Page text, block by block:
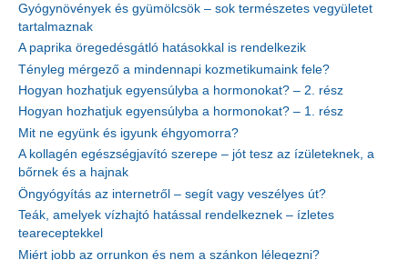
Gyógynövények és gyümölcsök – sok természetes vegyületet
tartalmaznak
A paprika öregedésgátló hatásokkal is rendelkezik
Tényleg mérgező a mindennapi kozmetikumaink fele?
Hogyan hozhatjuk egyensúlyba a hormonokat? – 2. rész
Hogyan hozhatjuk egyensúlyba a hormonokat? – 1. rész
Mit ne együnk és igyunk éhgyomorra?
A kollagén egészségjavító szerepe – jót tesz az ízületeknek, a
bőrnek és a hajnak
Öngyógyítás az internetről – segít vagy veszélyes út?
Teák, amelyek vízhajtó hatással rendelkeznek – ízletes
teareceptekkel
Miért jobb az orrunkon és nem a szánkon lélegezni?